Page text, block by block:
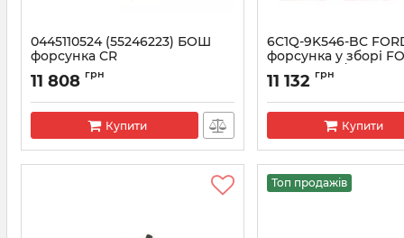
0445110524 (55246223) БОШ
форсунка CR
Артикул: 0445110524
11 808 грн
Купити
6C1Q-9K546-BC
форсунка у зборі
TRANSIT 2.2/2.4
Артикул:
11 132 грн
Купити
Топ продажів